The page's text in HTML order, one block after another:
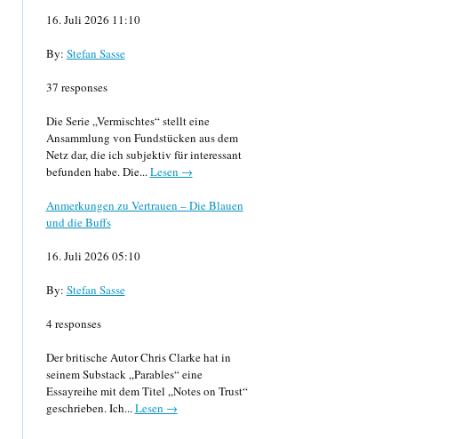
16. Juli 2026 11:10
By: Stefan Sasse
37 responses
Die Serie „Vermischtes“ stellt eine
Ansammlung von Fundstücken aus dem
Netz dar, die ich subjektiv für interessant
befunden habe. Die...Lesen →
Anmerkungen zu Vertrauen – Die Blauen
und die Buffs
16. Juli 2026 05:10
By: Stefan Sasse
4 responses
Der britische Autor Chris Clarke hat in
seinem Substack „Parables“ eine
Essayreihe mit dem Titel „Notes on Trust“
geschrieben. Ich...Lesen →